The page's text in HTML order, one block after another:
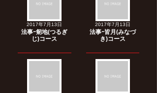
2017年7月13日
法事ｰ剱地(つるぎ
じ)コース
2017年7月13日
法事ｰ皆月(みなづ
き)コース